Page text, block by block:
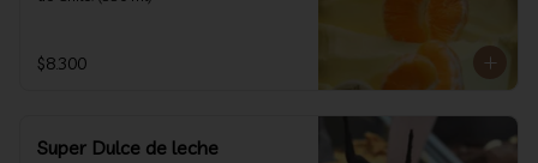
$8.300
Super Dulce de leche